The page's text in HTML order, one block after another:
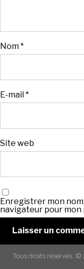
Nom*
E-mail*
Site web
Enregistrer mon
navigateur pour
Tous droits réservés. ©